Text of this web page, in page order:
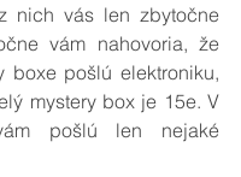
nich vás len zbytočne
vám nahovoria, že
boxe pošlú elektroniku,
mystery box je 15e. V
pošlú len nejaké